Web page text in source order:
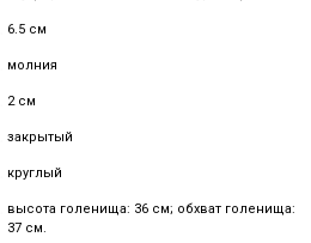
6.5 см
молния
2 см
закрытый
круглый
высота голенища: 36 см; обхват голенища:
37 см.